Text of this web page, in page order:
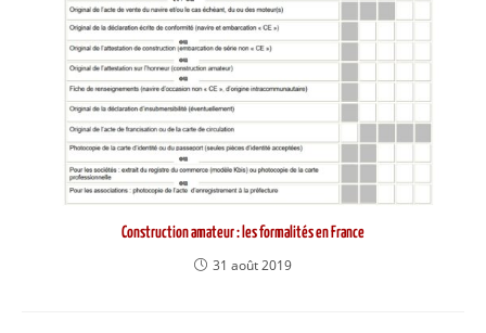
Construction amateur : les formalités en France
31 août 2019